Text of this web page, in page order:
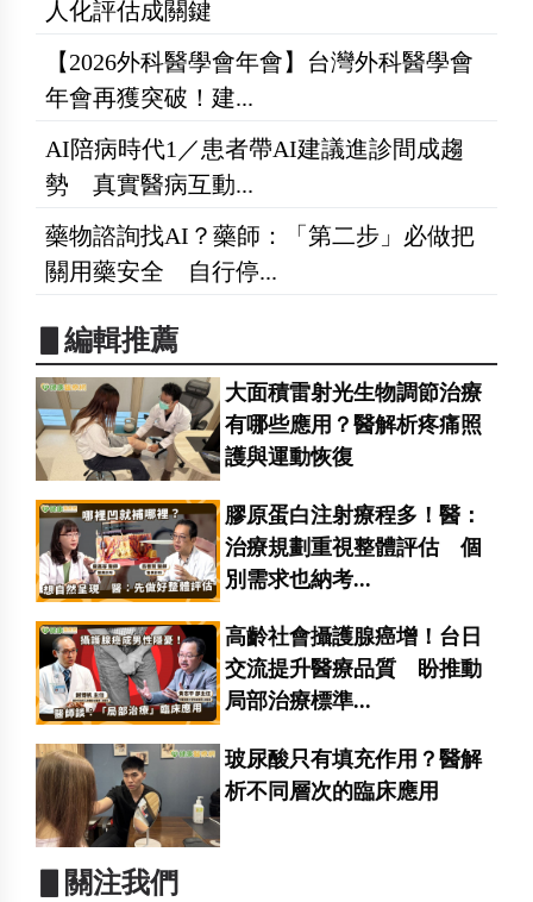
人化評估成關鍵
【2026外科醫學會年會】台灣外科醫學會
年會再獲突破！建...
AI陪病時代1／患者帶AI建議進診間成趨
勢 真實醫病互動...
藥物諮詢找AI？藥師：「第二步」必做把
關用藥安全 自行停...
▋編輯推薦
大面積雷射光生物調節治療
有哪些應用？醫解析疼痛照
護與運動恢復
膠原蛋白注射療程多！醫：
治療規劃重視整體評估 個
別需求也納考...
高齡社會攝護腺癌增！台日
交流提升醫療品質 盼推動
局部治療標準...
玻尿酸只有填充作用？醫解
析不同層次的臨床應用
▋關注我們